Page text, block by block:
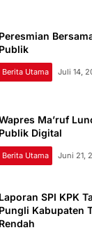
Peresmian
Publik
Berita Utama Juli 14,
Ma’ruf
Publik Digital
Berita Utama Juni 21,
Laporan SPI KPK
Pungli Kabupaten
Rendah